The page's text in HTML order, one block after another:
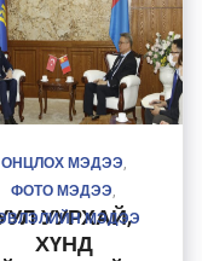
ОНЦЛОХ МЭДЭЭ
ФОТО МЭДЭЭ
МЭДЭЭ
УУРХАЙ,
ХҮНД